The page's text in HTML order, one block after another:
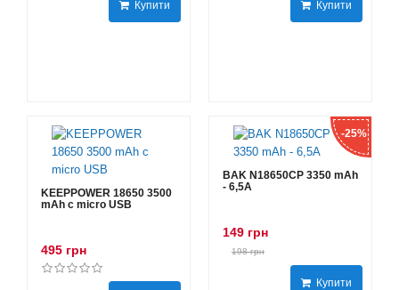
Купити Купити
KEEPPOWER 18650 3500
mAh с micro USB
495 грн
-25%
BAK N18650CP 3350 mAh
- 6,5А
149 грн
198 грн
Купити